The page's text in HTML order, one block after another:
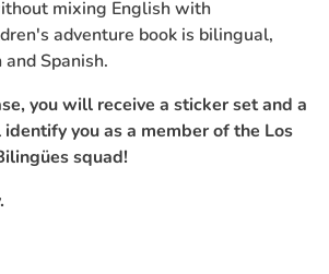
mixing English with
adventure book is bilingual,
Spanish.
you will receive a sticker set and a
you as a member of the Los
squad!